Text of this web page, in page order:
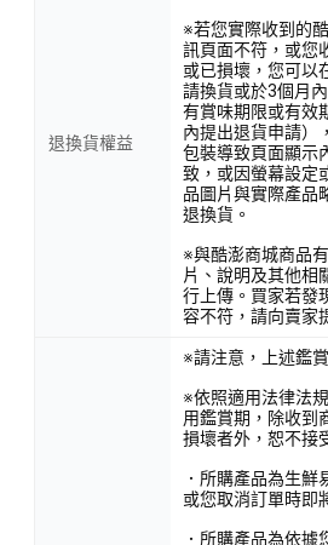
退換貨權益
※若您實際收到的
訊頁面不符，或您
或已損壞，您可以
請換貨或於3個月
有賞味期限或有效
內提出退貨申請）
包裝導致頁面顯示
致，或因螢幕設定
品圖片與實際產品
退換貨。
※與酷澎商城商品
片、說明及其他相
行上傳。買家若發
容不符，請向賣家
※請注意，上述鑑
※依照適用法律法
用鑑賞期，除收到
損壞者外，恕不接
．所購產品為生
或您取消訂單時即
．所購產品為依